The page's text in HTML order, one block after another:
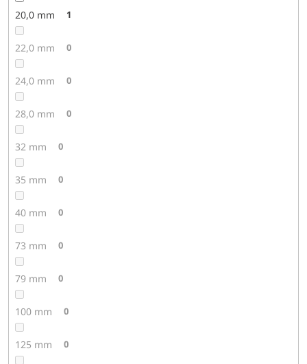
20,0 mm 1
22,0 mm 0
24,0 mm 0
28,0 mm 0
32 mm 0
35 mm 0
40 mm 0
73 mm 0
79 mm 0
100 mm 0
125 mm 0